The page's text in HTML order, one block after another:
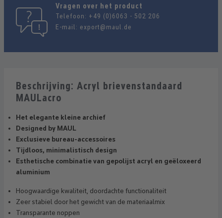
Vragen over het product
Telefoon: +49 (0)6063 - 502 206
E-mail: export@maul.de
Beschrijving: Acryl brievenstandaard
MAULacro
Het elegante kleine archief
Designed by MAUL
Exclusieve bureau-accessoires
Tijdloos, minimalistisch design
Esthetische combinatie van gepolijst acryl en geëloxeerd
aluminium
Hoogwaardige kwaliteit, doordachte functionaliteit
Zeer stabiel door het gewicht van de materiaalmix
Transparante noppen